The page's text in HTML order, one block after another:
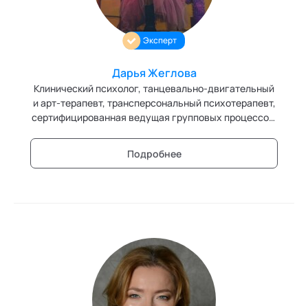
Эксперт
Дарья Жеглова
Клинический психолог, танцевально-двигательный
и арт-терапевт, трансперсональный психотерапевт,
сертифицированная ведущая групповых процессов.
авторских ретритов, участница и организатор
Подробнее